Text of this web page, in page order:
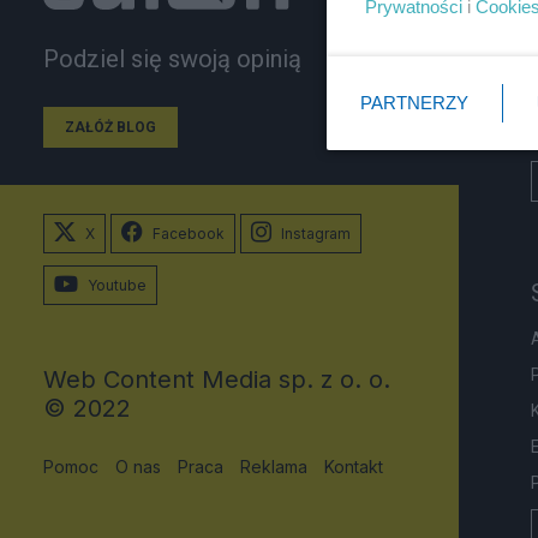
Podziel się swoją opinią
ZAŁÓŻ BLOG
X Facebook Instagram
Youtube
Web Content Media sp. z o. o.
© 2022
Pomoc O nas Praca Reklama Kontakt
Prywatności i Cookies
PARTNERZY